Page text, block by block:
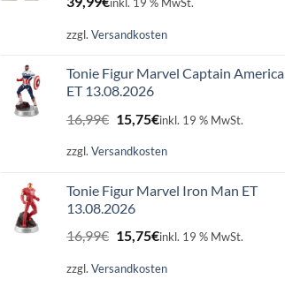
zzgl. Versandkosten
Tonie Figur Marvel Captain America
ET 13.08.2026
16,99€ Ursprünglicher
Preis
war:
15,75€Aktueller
ist:
inkl. 19 % MwSt.
zzgl. Versandkosten
Tonie Figur Marvel Iron Man ET
13.08.2026
16,99€ Ursprünglicher
Preis
war:
15,75€Aktueller
ist:
inkl. 19 % MwSt.
zzgl. Versandkosten